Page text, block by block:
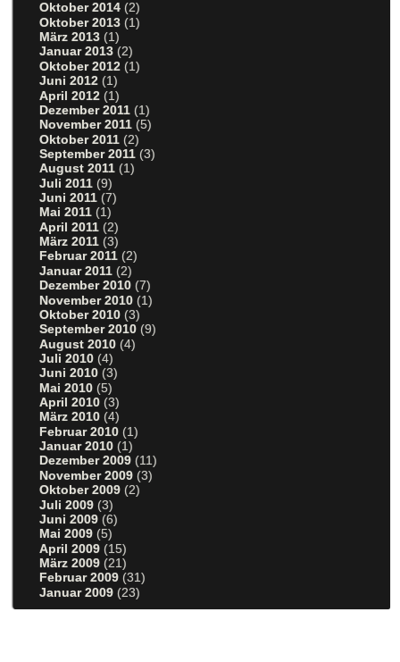
Oktober 2014 (2)
Oktober 2013 (1)
März 2013 (1)
Januar 2013 (2)
Oktober 2012 (1)
Juni 2012 (1)
April 2012 (1)
Dezember 2011 (1)
November 2011 (5)
Oktober 2011 (2)
September 2011 (3)
August 2011 (1)
Juli 2011 (9)
Juni 2011 (7)
Mai 2011 (1)
April 2011 (2)
März 2011 (3)
Februar 2011 (2)
Januar 2011 (2)
Dezember 2010 (7)
November 2010 (1)
Oktober 2010 (3)
September 2010 (9)
August 2010 (4)
Juli 2010 (4)
Juni 2010 (3)
Mai 2010 (5)
April 2010 (3)
März 2010 (4)
Februar 2010 (1)
Januar 2010 (1)
Dezember 2009 (11)
November 2009 (3)
Oktober 2009 (2)
Juli 2009 (3)
Juni 2009 (6)
Mai 2009 (5)
April 2009 (15)
März 2009 (21)
Februar 2009 (31)
Januar 2009 (23)